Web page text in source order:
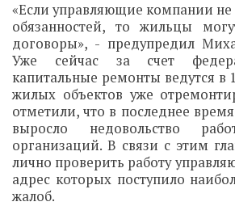
«Если управляющие компании
обязанностей, то жильцы
договоры», - предупредил
Уже сейчас за счет
капитальные ремонты ведутся в
жилых объектов уже
отметили, что в последнее
выросло недовольство
организаций. В связи с этим
лично проверить работу
адрес которых поступило
жалоб.